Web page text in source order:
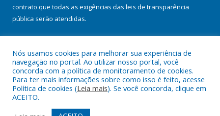
contrato que todas as exigências das leis de transparência
pública serão atendidas.
Todos os direitos reservados a Prefeitura Municipal de Jacundá.
Nós usamos cookies para melhorar sua experiência de
navegação no portal. Ao utilizar nosso portal, você
concorda com a política de monitoramento de cookies.
Para ter mais informações sobre como isso é feito, acesse
Política de cookies (Leia mais). Se você concorda, clique em
ACEITO.